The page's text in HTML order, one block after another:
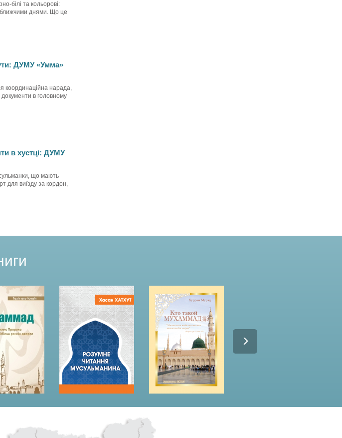
білі та кольорові:
днями. Що це
ДУМУ «Умма»
координаційна нарада,
в головному
в хустці: ДУМУ
що мають
для виїзду за кордон,